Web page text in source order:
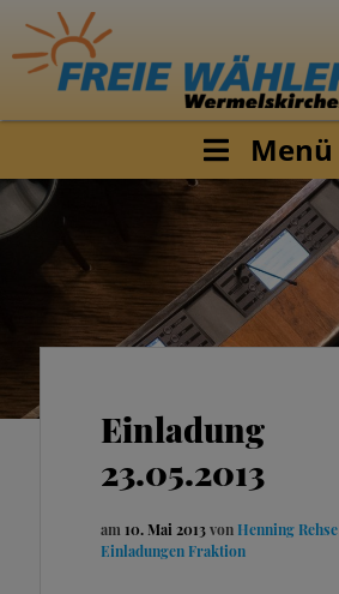
Menü
Einladung
23.05.2013
am 10. Mai 2013von Henning Rehse
Einladungen Fraktion